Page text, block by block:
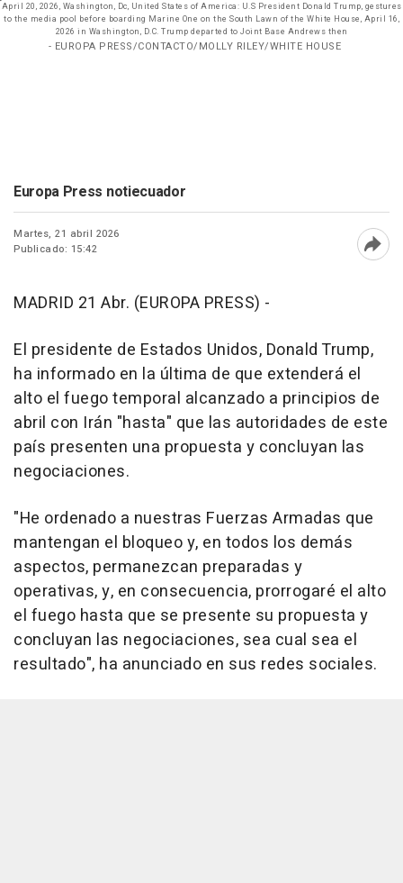
April 20, 2026, Washington, Dc, United States of America: U.S President Donald Trump, gestures
to the media pool before boarding Marine One on the South Lawn of the White House, April 16,
2026 in Washington, D.C. Trump departed to Joint Base Andrews then
- EUROPA PRESS/CONTACTO/MOLLY RILEY/WHITE HOUSE
Europa Press notiecuador
Martes, 21 abril 2026
Publicado: 15:42
MADRID 21 Abr. (EUROPA PRESS) -
El presidente de Estados Unidos, Donald Trump,
ha informado en la última de que extenderá el
alto el fuego temporal alcanzado a principios de
abril con Irán "hasta" que las autoridades de este
país presenten una propuesta y concluyan las
negociaciones.
"He ordenado a nuestras Fuerzas Armadas que
mantengan el bloqueo y, en todos los demás
aspectos, permanezcan preparadas y
operativas, y, en consecuencia, prorrogaré el alto
el fuego hasta que se presente su propuesta y
concluyan las negociaciones, sea cual sea el
resultado", ha anunciado en sus redes sociales.